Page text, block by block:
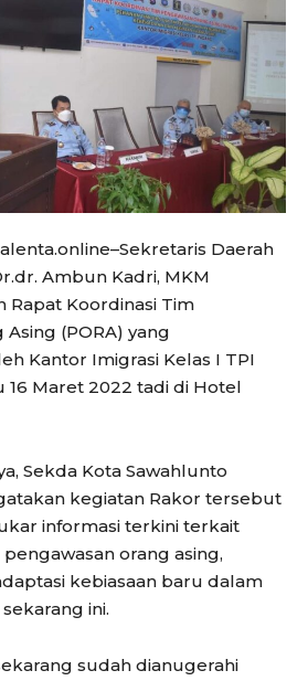
Daerah
Ambun Kadri, MKM
Koordinasi Tim
(PORA) yang
Kantor Imigrasi Kelas I TPI
16 Maret 2022 tadi di Hotel
Sekda Kota Sawahlunto
kegiatan Rakor tersebut
informasi terkini terkait
orang asing,
kebiasaan baru dalam
ini.
sudah dianugerahi